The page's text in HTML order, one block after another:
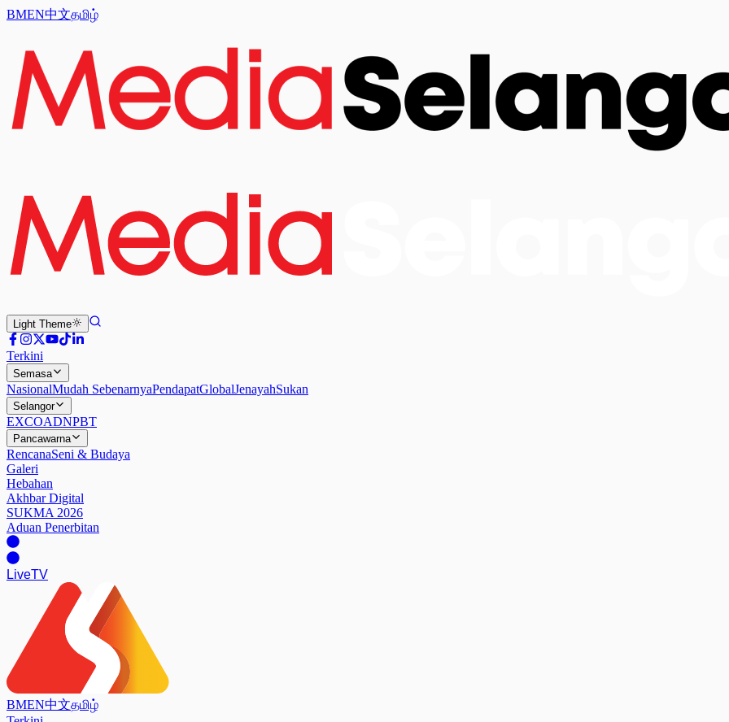
BMEN中文தமிழ்
Light Theme
Terkini
Semasa
NasionalMudah SebenarnyaPendapatGlobalJenayahSukan
Selangor
EXCOADNPBT
Pancawarna
RencanaSeni & Budaya
Galeri
Hebahan
Akhbar Digital
SUKMA 2026
Aduan Penerbitan
LiveTV
BMEN中文தமிழ்